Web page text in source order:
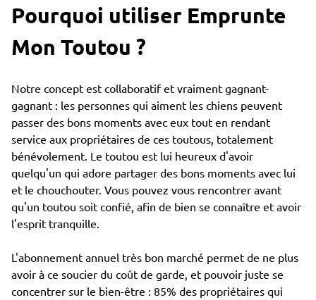
Pourquoi utiliser Emprunte
Mon Toutou ?
Notre concept est collaboratif et vraiment gagnant-
gagnant : les personnes qui aiment les chiens peuvent
passer des bons moments avec eux tout en rendant
service aux propriétaires de ces toutous, totalement
bénévolement. Le toutou est lui heureux d'avoir
quelqu'un qui adore partager des bons moments avec lui
et le chouchouter. Vous pouvez vous rencontrer avant
qu'un toutou soit confié, afin de bien se connaître et avoir
l'esprit tranquille.
L'abonnement annuel très bon marché permet de ne plus
avoir à ce soucier du coût de garde, et pouvoir juste se
concentrer sur le bien-être : 85% des propriétaires qui